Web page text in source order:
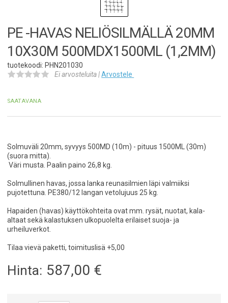
PE -HAVAS NELIÖSILMÄLLÄ 20MM
10X30M 500MDX1500ML (1,2MM)
tuotekoodi: PHN201030
Ei arvosteluita |Arvostele
SAATAVANA
Solmuväli 20mm, syvyys 500MD (10m) - pituus 1500ML (30m)
(suora mitta).
Väri musta. Paalin paino 26,8 kg.
Solmullinen havas, jossa lanka reunasilmien läpi valmiiksi
pujotettuna. PE380/12 langan vetolujuus 25 kg.
Hapaiden (havas) käyttökohteita ovat mm. rysät, nuotat, kala-
altaat sekä kalastuksen ulkopuolelta erilaiset suoja- ja
urheiluverkot.
Tilaa vievä paketti, toimituslisä +5,00
Hinta: 587,00 €